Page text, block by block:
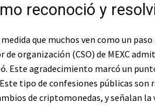
reconoció y
medida que muchos ven como un
de organización (CSO) de MEXC
Este agradecimiento marcó un
tipo de confesiones públicas son
de criptomonedas, y señalan